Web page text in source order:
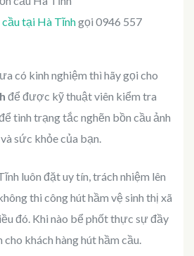
tại Hà Tĩnhgọi 0946 557
có kinh nghiệm thì hãy gọi cho
để được kỹ thuật viên kiểm tra
tình trạng tắc nghẽn bồn cầu ảnh
sức khỏe của bạn.
luôn đặt uy tín, trách nhiệm lên
thi công hút hầm vệ sinh thị xã
đó. Khi nào bể phốt thực sự đầy
khách hàng hút hầm cầu.